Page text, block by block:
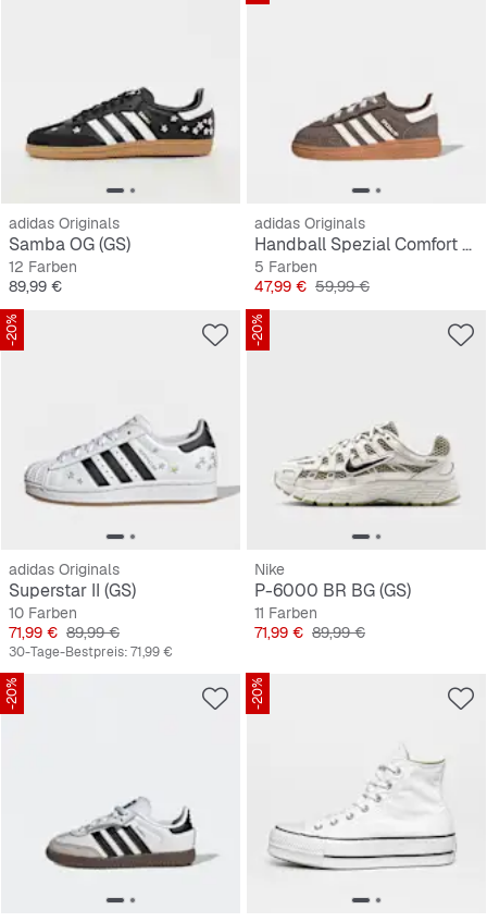
adidas Originals
Samba OG (GS)
12 Farben
Preis
89,99 €
adidas Originals
Handball Spezial Comfort Closure Elastic Lace Kleinkinder
5 Farben
Preis
47,99 € Originalpreis
59,99 €
-20%
adidas Originals
Superstar II (GS)
10 Farben
Preis
71,99 € Originalpreis
89,99 €
30-Tage-Bestpreis:71,99 €
-20%
Nike
P-6000 BR BG (GS)
11 Farben
Preis
71,99 € Originalpreis
89,99 €
-20% -20%